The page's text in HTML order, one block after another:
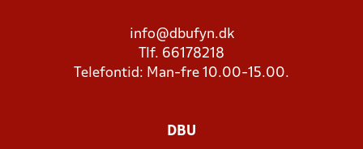
info@dbufyn.dk
Tlf. 66178218
Telefontid: Man-fre 10.00-15.00.
DBU